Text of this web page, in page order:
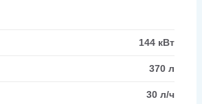
144 кВт
370 л
30 л/ч